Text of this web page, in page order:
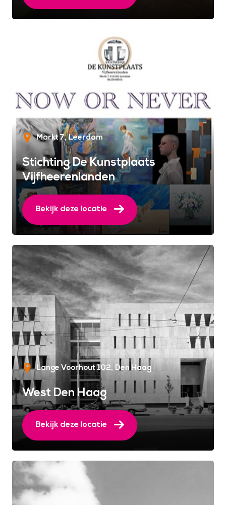
Markt 7 Leerdam
Stichting De Kunstplaats
Vijfheerenlanden
Bekijk deze locatie
Lange Voorhout 102 Den Haag
West Den Haag
Bekijk deze locatie